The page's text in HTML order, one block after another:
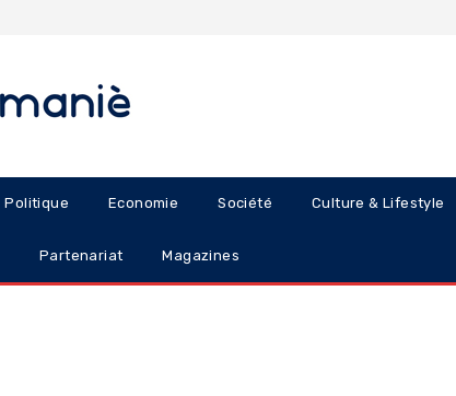
Politique Economie Société Culture & Lifestyle
Partenariat Magazines